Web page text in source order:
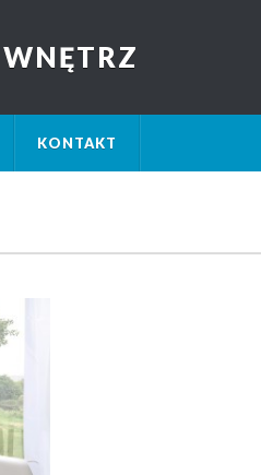
KONTAKT